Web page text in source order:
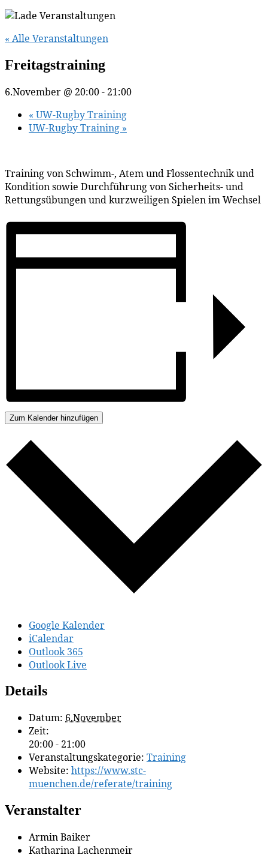
« Alle Veranstaltungen
Freitagstraining
6.November @ 20:00- 21:00
« UW-Rugby Training
UW-Rugby Training »
Training von Schwimm-, Atem und Flossentechnik und
Kondition sowie Durchführung von Sicherheits- und
Rettungsübungen und kurzweiligen Spielen im Wechsel
Zum Kalender hinzufügen
Google Kalender
iCalendar
Outlook 365
Outlook Live
Details
Datum: 6.November
Zeit:
20:00 - 21:00
Veranstaltungskategorie: Training
Website: https://www.stc-
muenchen.de/referate/training
Veranstalter
Armin Baiker
Katharina Lachenmeir